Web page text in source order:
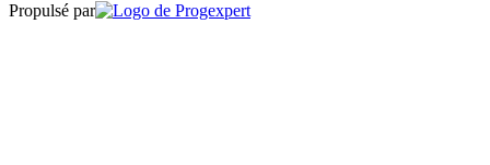
Propulsé par